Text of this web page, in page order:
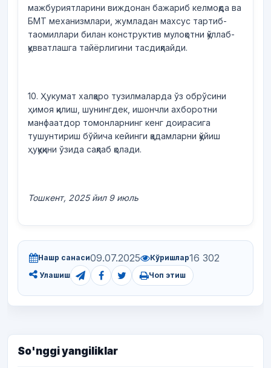
мажбуриятларини виждонан бажариб келмоқда ва
БМТ механизмлари, жумладан махсус тартиб-
таомиллари билан конструктив мулоқотни қўллаб-
қувватлашга тайёрлигини тасдиқлайди.
10. Ҳукумат халқаро тузилмаларда ўз обрўсини
ҳимоя қилиш, шунингдек, ишончли ахборотни
манфаатдор томонларнинг кенг доирасига
тушунтириш бўйича кейинги қадамларни қўйиш
ҳуқуқини ўзида сақлаб қолади.
Тошкент, 2025 йил 9 июль
Нашр санаси09.07.2025 Кўришлар16 302
Улашиш Чоп этиш
So'nggi yangiliklar